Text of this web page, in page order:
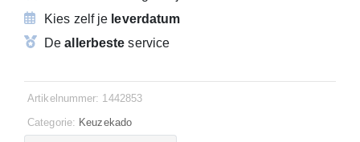
Kies zelf je leverdatum
Deallerbeste service
Artikelnummer: 1442853
Categorie: Keuzekado